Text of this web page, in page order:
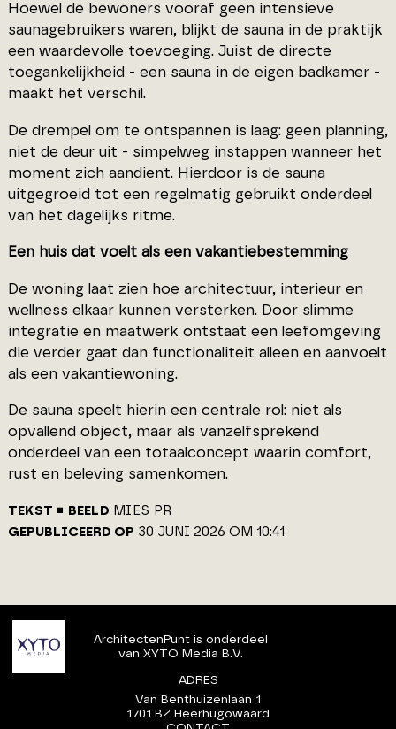
Hoewel de bewoners vooraf geen intensieve
saunagebruikers waren, blijkt de sauna in de praktijk
een waardevolle toevoeging. Juist de directe
toegankelijkheid - een sauna in de eigen badkamer -
maakt het verschil.
De drempel om te ontspannen is laag: geen planning,
niet de deur uit - simpelweg instappen wanneer het
moment zich aandient. Hierdoor is de sauna
uitgegroeid tot een regelmatig gebruikt onderdeel
van het dagelijks ritme.
Een huis dat voelt als een vakantiebestemming
De woning laat zien hoe architectuur, interieur en
wellness elkaar kunnen versterken. Door slimme
integratie en maatwerk ontstaat een leefomgeving
die verder gaat dan functionaliteit alleen en aanvoelt
als een vakantiewoning.
De sauna speelt hierin een centrale rol: niet als
opvallend object, maar als vanzelfsprekend
onderdeel van een totaalconcept waarin comfort,
rust en beleving samenkomen.
TEKST BEELD MIES PR
GEPUBLICEERD OP 30 JUNI 2026 OM 10:41
ArchitectenPunt is onderdeel
van XYTO Media B.V.
ADRES
Van Benthuizenlaan 1
1701 BZ Heerhugowaard